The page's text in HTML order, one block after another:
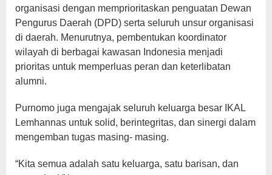
organisasi dengan memprioritaskan penguatan Dewan
Pengurus Daerah (DPD) serta seluruh unsur organisasi
di daerah. Menurutnya, pembentukan koordinator
wilayah di berbagai kawasan Indonesia menjadi
prioritas untuk memperluas peran dan keterlibatan
alumni.
Purnomo juga mengajak seluruh keluarga besar IKAL
Lemhannas untuk solid, berintegritas, dan sinergi dalam
mengemban tugas masing- masing.
“Kita semua adalah satu keluarga, satu barisan, dan